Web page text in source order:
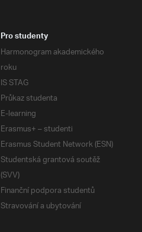
Pro studenty
Harmonogram akademického
roku
IS STAG
Průkaz studenta
E-learning
Erasmus+ – studenti
Erasmus Student Network (ESN)
Studentská grantová soutěž
(SVV)
Finanční podpora studentů
Stravování a ubytování